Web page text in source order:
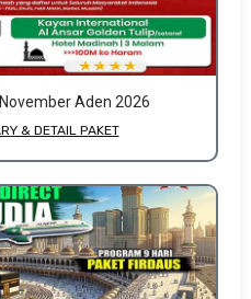
Aden 2026
& DETAIL PAKET